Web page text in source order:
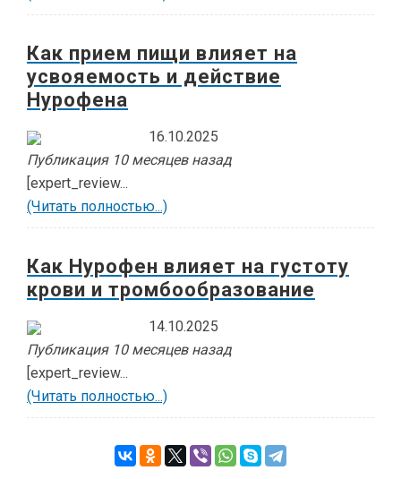
Как прием пищи влияет на
усвояемость и действие
Нурофена
16.10.2025
Публикация 10 месяцев назад
[expert_review...
(Читать полностью...)
Как Нурофен влияет на густоту
крови и тромбообразование
14.10.2025
Публикация 10 месяцев назад
[expert_review...
(Читать полностью...)